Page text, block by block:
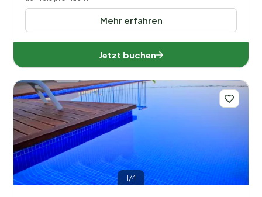
Mehr erfahren
Jetzt buchen
1/4